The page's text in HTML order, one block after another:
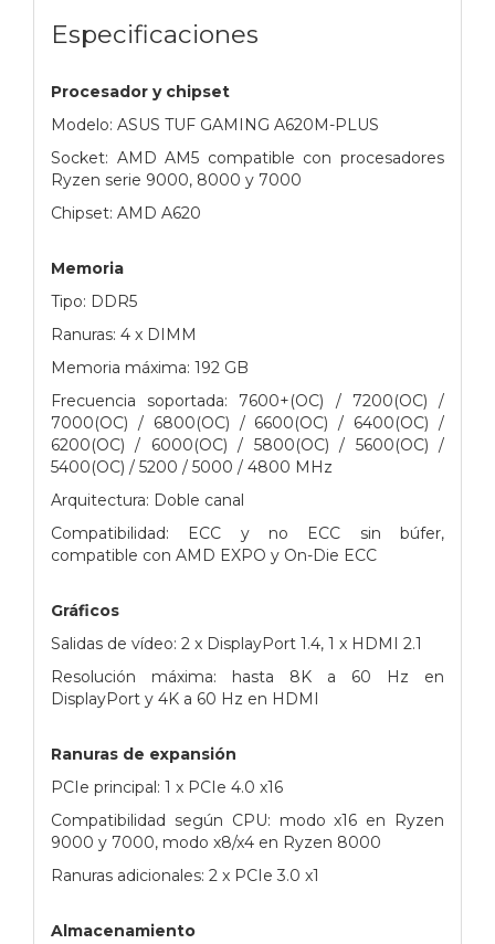
Especificaciones
Procesador y chipset
Modelo: ASUS TUF GAMING A620M-PLUS
Socket: AMD AM5 compatible con procesadores
Ryzen serie 9000, 8000 y 7000
Chipset: AMD A620
Memoria
Tipo: DDR5
Ranuras: 4 x DIMM
Memoria máxima: 192 GB
Frecuencia soportada: 7600+(OC) / 7200(OC) /
7000(OC) / 6800(OC) / 6600(OC) / 6400(OC) /
6200(OC) / 6000(OC) / 5800(OC) / 5600(OC) /
5400(OC) / 5200 / 5000 / 4800 MHz
Arquitectura: Doble canal
Compatibilidad: ECC y no ECC sin búfer,
compatible con AMD EXPO y On-Die ECC
Gráficos
Salidas de vídeo: 2 x DisplayPort 1.4, 1 x HDMI 2.1
Resolución máxima: hasta 8K a 60 Hz en
DisplayPort y 4K a 60 Hz en HDMI
Ranuras de expansión
PCIe principal: 1 x PCIe 4.0 x16
Compatibilidad según CPU: modo x16 en Ryzen
9000 y 7000, modo x8/x4 en Ryzen 8000
Ranuras adicionales: 2 x PCIe 3.0 x1
Almacenamiento